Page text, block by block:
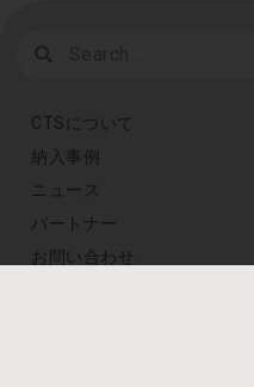
CTSについて
納入事例
ニュース
パートナー
お問い合わせ